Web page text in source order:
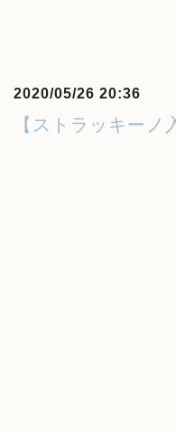
2020/05/26 20:36
【ストラッキーノ